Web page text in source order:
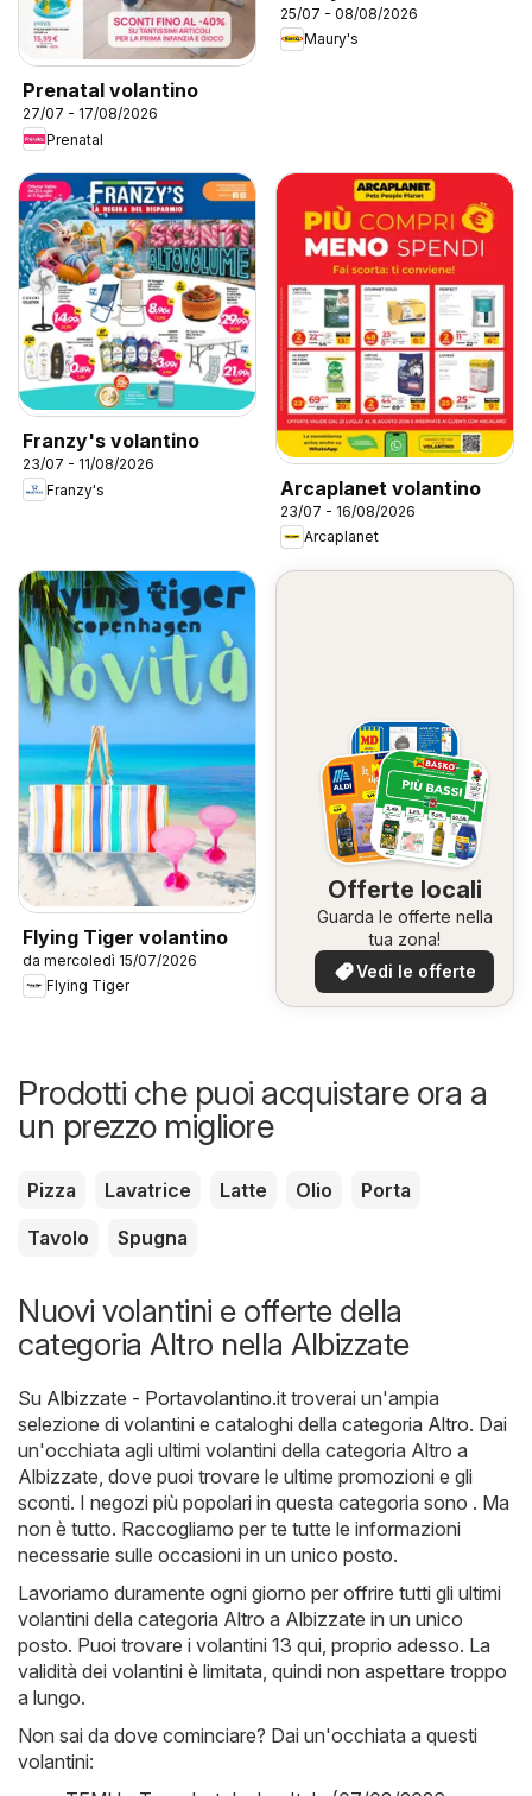
Prenatal volantino
27/07 - 17/08/2026
Prenatal
25/07 - 08/08/2026
Maury's
Franzy's volantino
23/07 - 11/08/2026
Franzy's
Arcaplanet volantino
23/07 - 16/08/2026
Arcaplanet
Flying Tiger volantino
da mercoledì 15/07/2026
Flying Tiger
Offerte locali
Guarda le offerte nella
tua zona!
Vedi le offerte
Prodotti che puoi acquistare ora a
un prezzo migliore
Pizza Lavatrice Latte Olio
Porta
Tavolo
Spugna
Nuovi volantini e offerte della
categoria Altro nella Albizzate
Su Albizzate - Portavolantino.it troverai un'ampia
selezione di volantini e cataloghi della categoria Altro. Dai
un'occhiata agli ultimi volantini della categoria Altro a
Albizzate, dove puoi trovare le ultime promozioni e gli
sconti. I negozi più popolari in questa categoria sono . Ma
non è tutto. Raccogliamo per te tutte le informazioni
necessarie sulle occasioni in un unico posto.
Lavoriamo duramente ogni giorno per offrire tutti gli ultimi
volantini della categoria Altro a Albizzate in un unico
posto. Puoi trovare i volantini 13 qui, proprio adesso. La
validità dei volantini è limitata, quindi non aspettare troppo
a lungo.
Non sai da dove cominciare? Dai un'occhiata a questi
volantini: